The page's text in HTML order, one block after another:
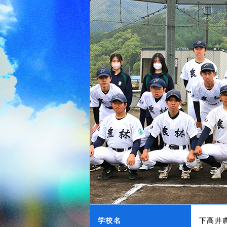
学校名 下高井